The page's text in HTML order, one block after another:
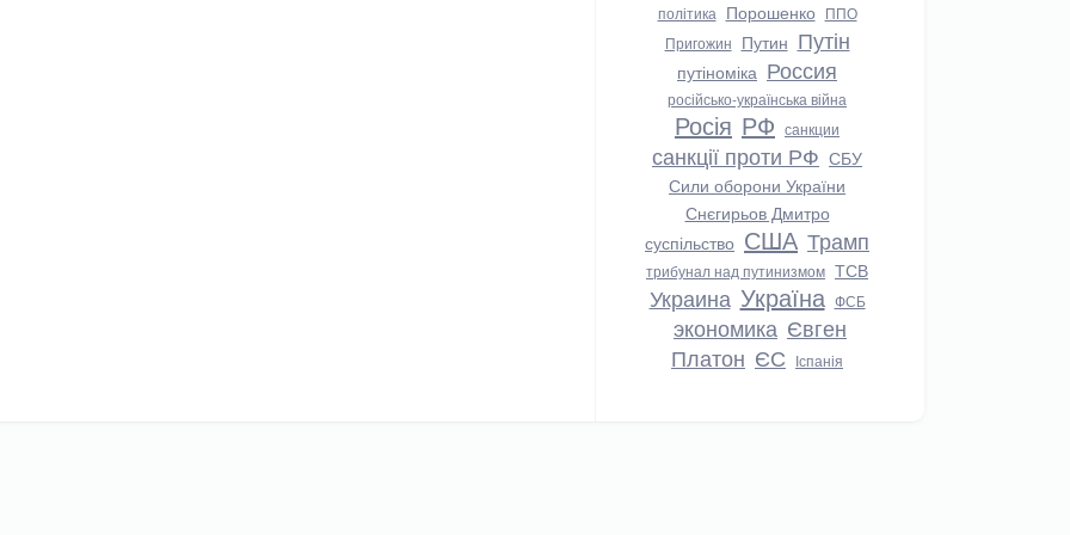
політика Порошенко ППО
Пригожин Путин Путін
путіноміка Россия
російсько-українська війна
Росія РФ санкции
санкції проти РФ СБУ
Сили оборони України
Снєгирьов Дмитро
суспільство США Трамп
трибунал над путинизмом ТСВ
Украина Україна ФСБ
экономика Євген
Платон ЄС Іспанія